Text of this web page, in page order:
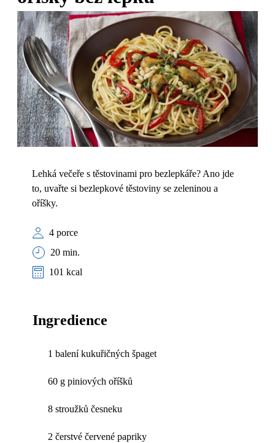
Lehká večeře s těstovinami pro bezlepkáře? Ano jde
to, uvařte si bezlepkové těstoviny se zeleninou a
oříšky.
4 porce
20 min.
101 kcal
Ingredience
1 balení kukuřičných špaget
60 g piniových oříšků
8 stroužků česneku
2 čerstvé červené papriky